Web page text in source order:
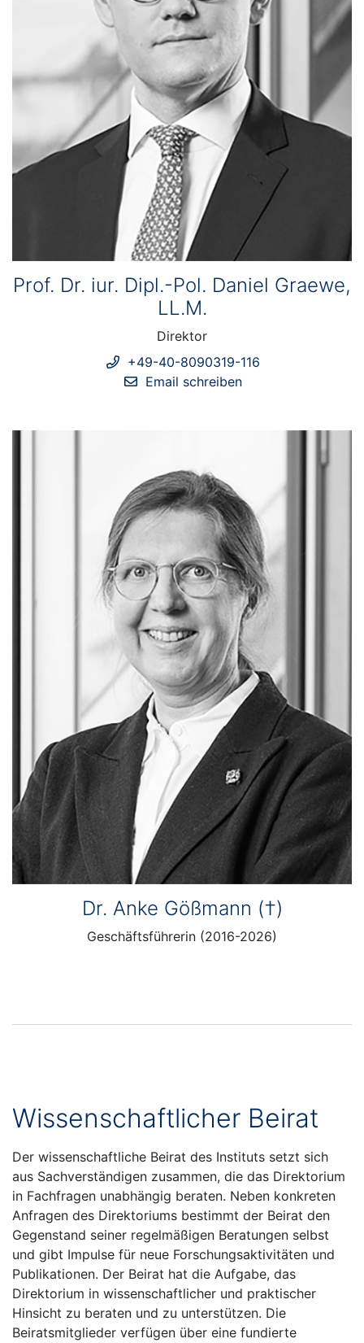
Prof. Dr. iur. Dipl.-Pol. Daniel Graewe,
LL.M.
Direktor
+49-40-8090319-116
Email schreiben
Dr. Anke Gößmann (†)
Geschäftsführerin (2016-2026)
Wissenschaftlicher Beirat
Der wissenschaftliche Beirat des Instituts setzt sich
aus Sachverständigen zusammen, die das Direktorium
in Fachfragen unabhängig beraten. Neben konkreten
Anfragen des Direktoriums bestimmt der Beirat den
Gegenstand seiner regelmäßigen Beratungen selbst
und gibt Impulse für neue Forschungsaktivitäten und
Publikationen. Der Beirat hat die Aufgabe, das
Direktorium in wissenschaftlicher und praktischer
Hinsicht zu beraten und zu unterstützen. Die
Beiratsmitglieder verfügen über eine fundierte